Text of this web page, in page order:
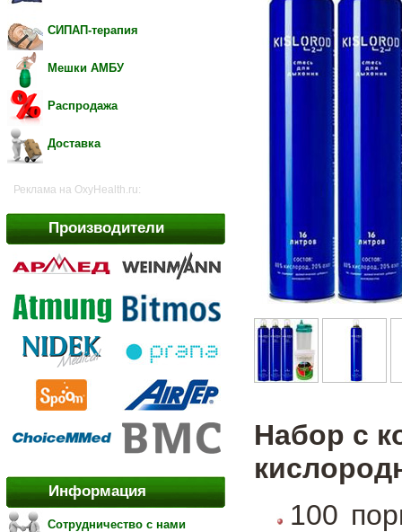
СИПАП-терапия
Мешки АМБУ
Распродажа
Доставка
Реклама на OxyHealth.ru:
Производители
Информация
Сотрудничество с нами
Набор с
100